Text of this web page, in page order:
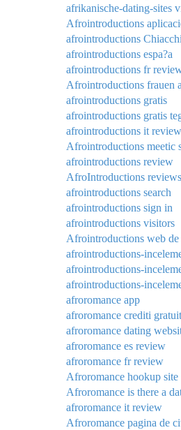
afrikanische-dating-sites
Afrointroductions
afrointroductions
afrointroductions espa?a
afrointroductions fr
Afrointroductions frauen
afrointroductions gratis
afrointroductions gratis
afrointroductions it review
Afrointroductions meetic
afrointroductions review
AfroIntroductions reviews
afrointroductions search
afrointroductions sign in
afrointroductions visitors
Afrointroductions web de
afrointroductions-
afrointroductions-
afrointroductions-
afroromance app
afroromance crediti
afroromance dating
afroromance es review
afroromance fr review
Afroromance hookup site
Afroromance is there a
afroromance it review
Afroromance pagina de